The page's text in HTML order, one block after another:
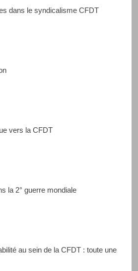
dans le syndicalisme CFDT
vers la CFDT
la 2° guerre mondiale
au sein de la CFDT : toute une